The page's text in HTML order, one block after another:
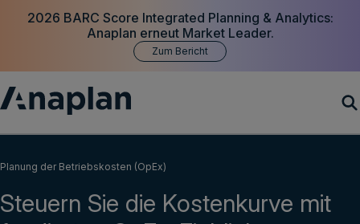
2026 BARC Score Integrated Planning & Analytics:
Anaplan erneut Market Leader.
Zum Bericht
Customer Success
Planung der Betriebskosten (OpEx)
Steuern Sie die Kostenkurve mit